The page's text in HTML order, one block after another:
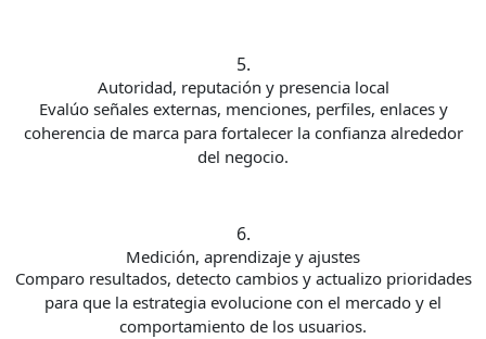
5.
Autoridad, reputación y presencia local
Evalúo señales externas, menciones, perfiles, enlaces y
coherencia de marca para fortalecer la confianza alrededor
del negocio.
6.
Medición, aprendizaje y ajustes
Comparo resultados, detecto cambios y actualizo prioridades
para que la estrategia evolucione con el mercado y el
comportamiento de los usuarios.